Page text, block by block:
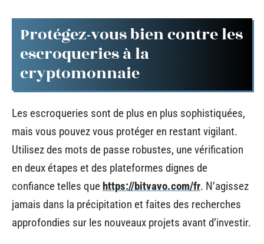
Protégez-vous bien contre les
escroqueries à la
cryptomonnaie
Les escroqueries sont de plus en plus sophistiquées,
mais vous pouvez vous protéger en restant vigilant.
Utilisez des mots de passe robustes, une vérification
en deux étapes et des plateformes dignes de
confiance telles que https://bitvavo.com/fr. N’agissez
jamais dans la précipitation et faites des recherches
approfondies sur les nouveaux projets avant d’investir.